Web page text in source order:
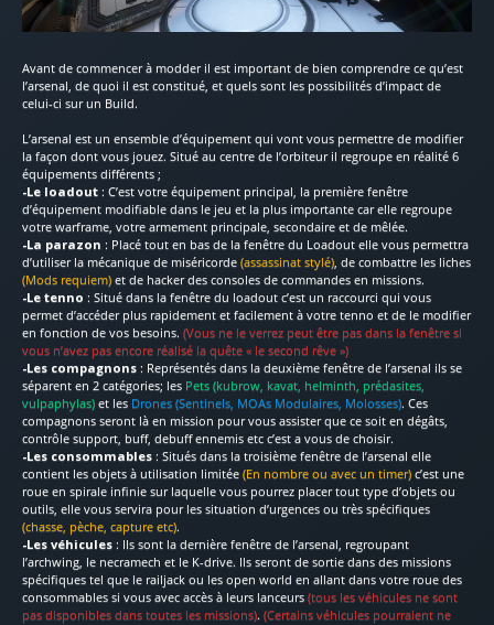
Avant de commencer à modder il est important de bien comprendre ce qu’est
l’arsenal, de quoi il est constitué, et quels sont les possibilités d’impact de
celui-ci sur un Build.
L’arsenal est un ensemble d’équipement qui vont vous permettre de modifier
la façon dont vous jouez. Situé au centre de l’orbiteur il regroupe en réalité 6
équipements différents ;
-Le loadout : C’est votre équipement principal, la première fenêtre
d’équipement modifiable dans le jeu et la plus importante car elle regroupe
votre warframe, votre armement principale, secondaire et de mêlée.
-La parazon : Placé tout en bas de la fenêtre du Loadout elle vous permettra
d’utiliser la mécanique de miséricorde (assassinat stylé), de combattre les liches
(Mods requiem) et de hacker des consoles de commandes en missions.
-Le tenno : Situé dans la fenêtre du loadout c’est un raccourci qui vous
permet d’accéder plus rapidement et facilement à votre tenno et de le modifier
en fonction de vos besoins. (Vous ne le verrez peut être pas dans la fenêtre si
vous n’avez pas encore réalisé la quête « le second rêve »)
-Les compagnons : Représentés dans la deuxième fenêtre de l’arsenal ils se
séparent en 2 catégories; les Pets (kubrow, kavat, helminth, prédasites,
vulpaphylas) et les Drones (Sentinels, MOAs Modulaires, Molosses). Ces
compagnons seront là en mission pour vous assister que ce soit en dégâts,
contrôle support, buff, debuff ennemis etc c’est a vous de choisir.
-Les consommables : Situés dans la troisième fenêtre de l’arsenal elle
contient les objets à utilisation limitée (En nombre ou avec un timer) c’est une
roue en spirale infinie sur laquelle vous pourrez placer tout type d’objets ou
outils, elle vous servira pour les situation d’urgences ou très spécifiques
(chasse, pèche, capture etc).
-Les véhicules : Ils sont la dernière fenêtre de l’arsenal, regroupant
l’archwing, le necramech et le K-drive. Ils seront de sortie dans des missions
spécifiques tel que le railjack ou les open world en allant dans votre roue des
consommables si vous avec accès à leurs lanceurs (tous les véhicules ne sont
pas disponibles dans toutes les missions). (Certains véhicules pourraient ne